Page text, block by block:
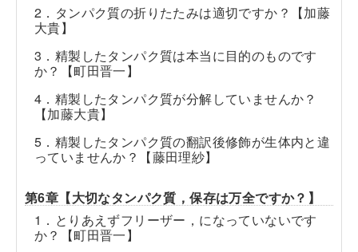
2．タンパク質の折りたたみは適切ですか？【加藤
大貴】
3．精製したタンパク質は本当に目的のものです
か？【町田晋一】
4．精製したタンパク質が分解していませんか？
【加藤大貴】
5．精製したタンパク質の翻訳後修飾が生体内と違
っていませんか？【藤田理紗】
第6章【大切なタンパク質，保存は万全ですか？】
1．とりあえずフリーザー，になっていないです
か？【町田晋一】